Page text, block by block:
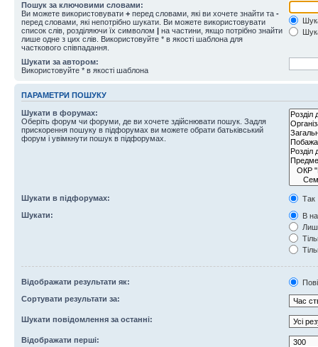
Пошук за ключовими словами:
Ви можете використовувати + перед словами, які ви хочете знайти та -
перед словами, які непотрібно шукати. Ви можете використовувати
список слів, розділяючи їх символом | на частини, якщо потрібно знайти
лише одне з цих слів. Використовуйте * в якості шаблона для
часткового співпадання.
Шукати за автором:
Використовуйте * в якості шаблона
ПАРАМЕТРИ ПОШУКУ
Шукати в форумах:
Оберіть форум чи форуми, де ви хочете здійснювати пошук. Задля
прискорення пошуку в підфорумах ви можете обрати батьківський
форум і увімкнути пошук в підфорумах.
Шукати в підфорумах:
Так
Шукати:
В
Відображати результати як:
Сортувати результати за:
Шукати повідомлення за останні:
Відображати перші: